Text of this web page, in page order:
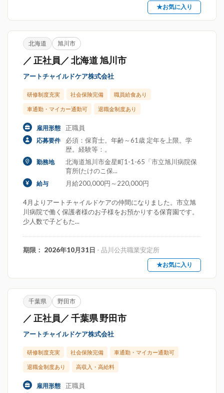
★お気に入り
北海道 旭川市
／ 正社員／ 北海道 旭川市
アートチャイルドケア株式会社
研修制度充実 社会保険完備 職員給食あり
車通勤・マイカー通勤可 退職金制度あり
雇用形態 正職員
応募要件
必須：保育士。年齢～61歳 定年を上限。学
歴。経験等：。
勤務地
北海道旭川市金星町1-1-65「市立旭川病院保
育所(たけのこ保...
給与 月給200,000円～220,000円
4月よりアートチャイルドケアの仲間になりました。市立旭
川病院で働く保護者様のお子様をお預かりする保育園です。
少人数で子どもた...
期限： 2026年10月31日 - 品川公共職業安定所
★お気に入り
千葉県 野田市
／ 正社員／ 千葉県 野田市
アートチャイルドケア株式会社
研修制度充実 社会保険完備 車通勤・マイカー通勤可
退職金制度あり 高収入・高給料
雇用形態 正職員